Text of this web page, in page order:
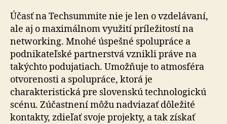
Účasť na Techsummite nie je len o vzdelávaní,
ale aj o maximálnom využití príležitostí na
networking. Mnohé úspešné spolupráce a
podnikateľské partnerstvá vznikli práve na
takýchto podujatiach. Umožňuje to atmosféra
otvorenosti a spolupráce, ktorá je
charakteristická pre slovenskú technologickú
scénu. Zúčastnení môžu nadviazať dôležité
kontakty, zdieľať svoje projekty, a tak získať